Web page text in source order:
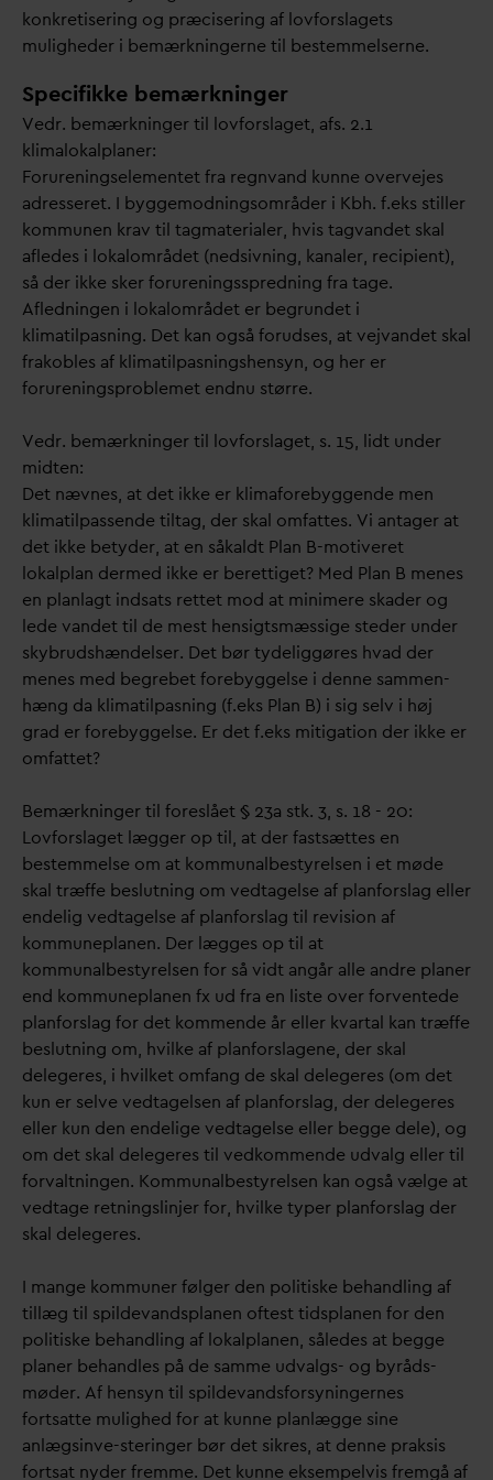
konkretisering og præcisering af lovforslagets
muligheder i bemærkningerne til bestemmelserne.
Specifikke bemærkninger
Vedr. bemærkninger til lovforslaget, afs. 2.1
klimalokalplaner:
Forureningselementet fra regnvand kunne overvejes
adresseret. I byggemodningsområder i Kbh. f.eks stiller
kommunen krav til tagmaterialer, hvis tagvandet skal
afledes i lokalområdet (nedsivning, kanaler, recipient),
så der ikke sker forureningsspredning fra tage.
Afledningen i lokalområdet er begrundet i
klimatilpasning. Det kan også forudses, at vejvandet skal
frakobles af klimatilpasningshensyn, og her er
forureningsproblemet endnu større.
Vedr. bemærkninger til lovforslaget, s. 15, lidt under
midten:
Det nævnes, at det ikke er klimaforebyggende men
klimatilpassende tiltag, der skal omfattes. Vi antager at
det ikke betyder, at en såkaldt Plan B-motiveret
lokalplan dermed ikke er berettiget? Med Plan B menes
en planlagt indsats rettet mod at minimere skader og
lede vandet til de mest hensigtsmæssige steder under
skybrudshændelser. Det bør tydeliggøres hvad der
menes med begrebet forebyggelse i denne sammen-
hæng da klimatilpasning (f.eks Plan B) i sig selv i høj
grad er forebyggelse. Er det f.eks mitigation der ikke er
omfattet?
Bemærkninger til foreslået § 23a stk. 3, s. 18 - 20:
Lovforslaget lægger op til, at der fastsættes en
bestemmelse om at kommunalbestyrelsen i et møde
skal træffe beslutning om vedtagelse af planforslag eller
endelig vedtagelse af planforslag til revision af
kommuneplanen. Der lægges op til at
kommunalbestyrelsen for så vidt angår alle andre planer
end kommuneplanen fx ud fra en liste over forventede
planforslag for det kommende år eller kvartal kan træffe
beslutning om, hvilke af planforslagene, der skal
delegeres, i hvilket omfang de skal delegeres (om det
kun er selve vedtagelsen af planforslag, der delegeres
eller kun den endelige vedtagelse eller begge dele), og
om det skal delegeres til vedkommende udvalg eller til
forvaltningen. Kommunalbestyrelsen kan også vælge at
vedtage retningslinjer for, hvilke typer planforslag der
skal delegeres.
I mange kommuner følger den politiske behandling af
tillæg til spildevandsplanen oftest tidsplanen for den
politiske behandling af lokalplanen, således at begge
planer behandles på de samme udvalgs- og byråds-
møder. Af hensyn til spildevandsforsyningernes
fortsatte mulighed for at kunne planlægge sine
anlægsinve-steringer bør det sikres, at denne praksis
fortsat nyder fremme. Det kunne eksempelvis fremgå af